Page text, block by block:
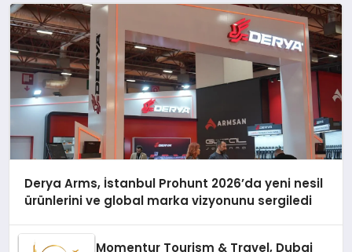
Derya Arms, İstanbul Prohunt 2026’da yeni nesil
ürünlerini ve global marka vizyonunu sergiledi
Momentur Tourism & Travel, Dubai